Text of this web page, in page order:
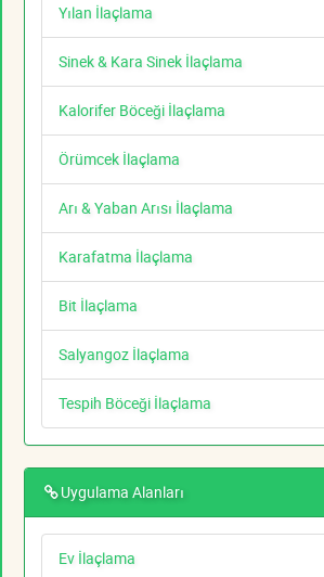
Yılan İlaçlama
Sinek & Kara Sinek İlaçlama
Kalorifer Böceği İlaçlama
Örümcek İlaçlama
Arı & Yaban Arısı İlaçlama
Karafatma İlaçlama
Bit İlaçlama
Salyangoz İlaçlama
Tespih Böceği İlaçlama
Uygulama Alanları
Ev İlaçlama